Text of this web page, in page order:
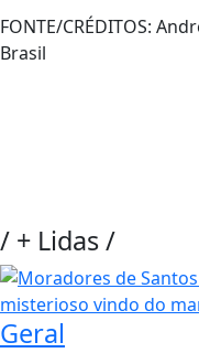
FONTE/CRÉDITOS:
Brasil
/ + Lidas/
Geral